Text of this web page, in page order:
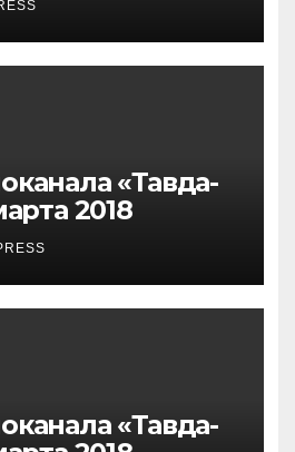
«Тавда-
2018
«Тавда-